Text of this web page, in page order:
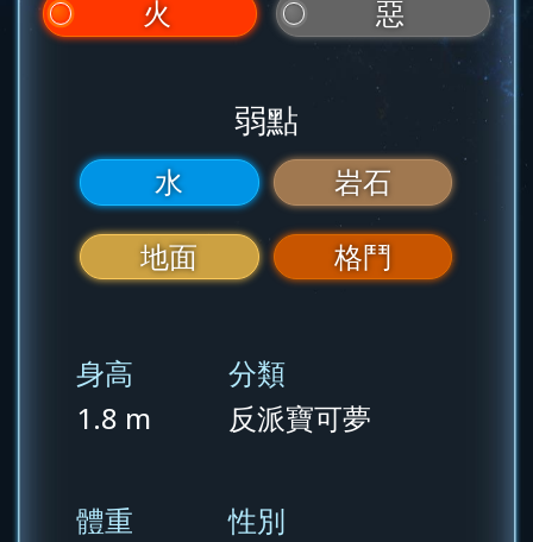
火 惡
弱點
水
岩石
地面
格鬥
身高
1.8 m
分類
反派寶可夢
體重
性別